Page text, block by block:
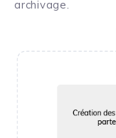
archivage.